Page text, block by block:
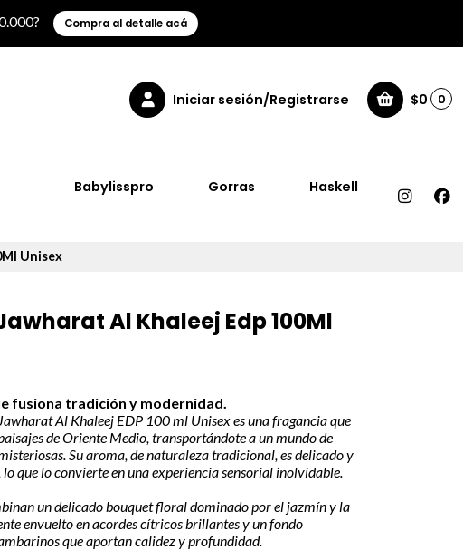
Compra al detalle acá
Iniciar sesión/Registrarse $0 0
Babylisspro Gorras Haskell
Unisex
Al Khaleej Edp 100Ml
fusiona tradición y modernidad.
Al Khaleej EDP 100 ml Unisex es una fragancia que
de Oriente Medio, transportándote a un mundo de
Su aroma, de naturaleza tradicional, es delicado y
que lo convierte en una experiencia sensorial inolvidable.
un delicado bouquet floral dominado por el jazmín y la
envuelto en acordes cítricos brillantes y un fondo
que aportan calidez y profundidad.